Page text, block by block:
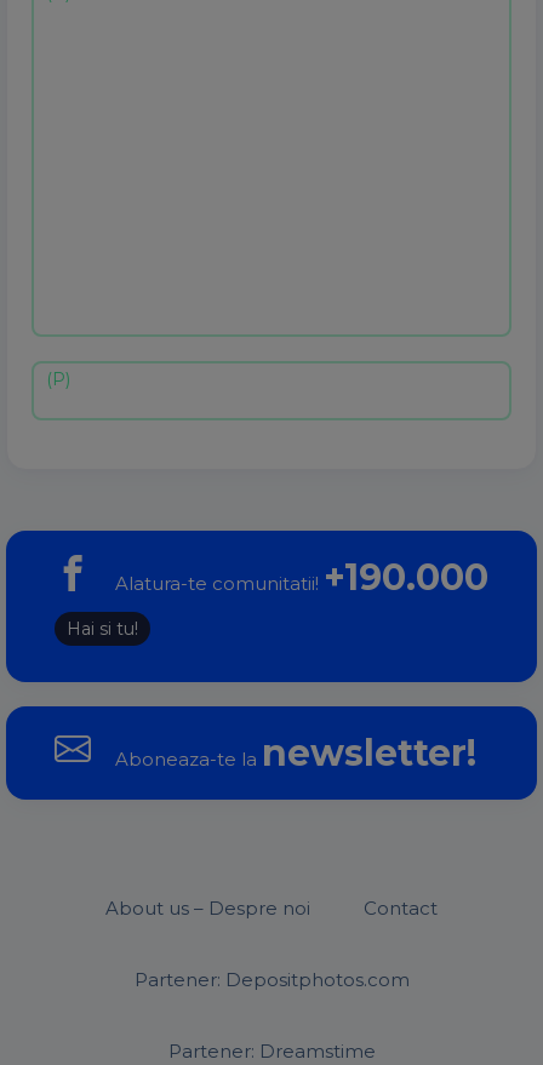
Alatura-te comunitatii! +190.000
Hai si tu!
Aboneaza-te la newsletter!
About us – Despre noi Contact
Partener: Depositphotos.com
Partener: Dreamstime